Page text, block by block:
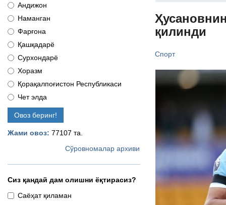
Андижон
Наманган
Фарғона
Қашқадарё
Сурхондарё
Хоразм
Қорақалпоғистон Республикаси
Чет элда
Овоз беринг!
Жами овоз: 77107 та.
Сўровномалар архиви
Сиз қандай дам олишни ёқтирасиз?
Саёҳат қиламан
қилинди
Спорт